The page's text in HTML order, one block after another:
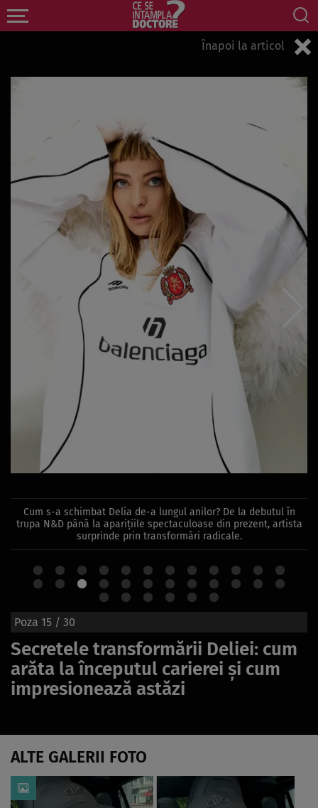
Înapoi la articol
Cum s-a schimbat Delia de-a lungul anilor? De la debutul în
trupa N&D până la aparițiile spectaculoase din prezent, artista
surprinde prin transformări radicale.
Poza 15 / 30
Secretele transformării Deliei: cum
arăta la începutul carierei și cum
impresionează astăzi
ALTE GALERII FOTO